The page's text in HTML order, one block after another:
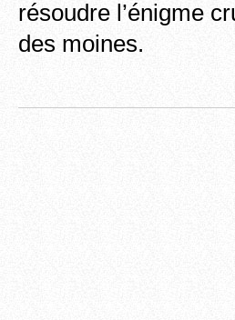
résoudre l’énigme
des moines.